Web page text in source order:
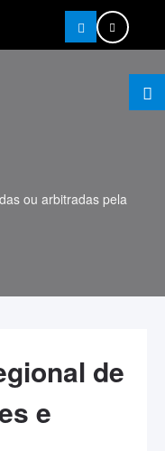
ou arbitradas pela
de
e